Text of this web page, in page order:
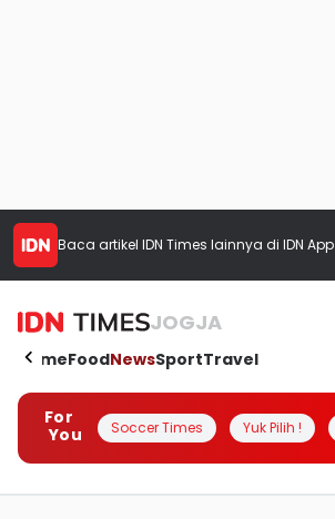
Baca artikel IDN Times lainnya di IDN App
JOGJA
HomeFoodNewsSportTravel
For
You
Soccer Times Yuk Pilih !